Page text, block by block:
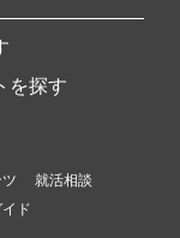
を探す
就活相談
ド